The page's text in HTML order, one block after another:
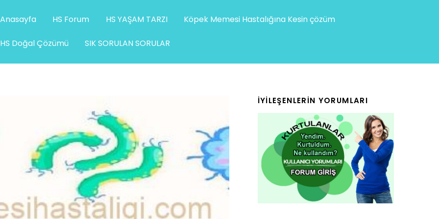
Anasayfa HS Forum HS YAŞAM TARZI Köpek Memesi Hastalığına Kesin çözüm
HS Doğal Çözümü SIK SORULAN SORULAR
İYILEŞENLERIN YORUMLARI